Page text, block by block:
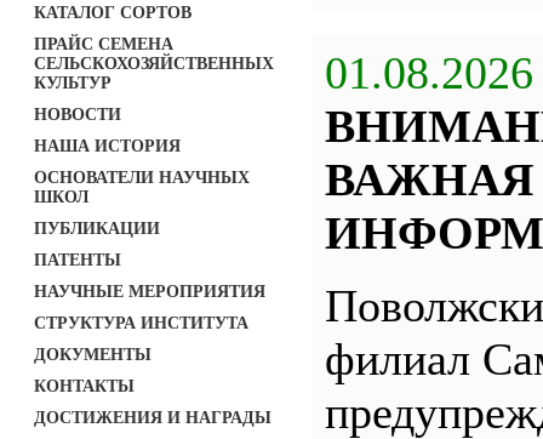
КАТАЛОГ СОРТОВ
ПРАЙС СЕМЕНА
СЕЛЬСКОХОЗЯЙСТВЕННЫХ
КУЛЬТУР
НОВОСТИ
НАША ИСТОРИЯ
ОСНОВАТЕЛИ НАУЧНЫХ
ШКОЛ
ПУБЛИКАЦИИ
ПАТЕНТЫ
НАУЧНЫЕ МЕРОПРИЯТИЯ
СТРУКТУРА ИНСТИТУТА
ДОКУМЕНТЫ
КОНТАКТЫ
ДОСТИЖЕНИЯ И НАГРАДЫ
01.08.2026
ВАЖНАЯ
филиал